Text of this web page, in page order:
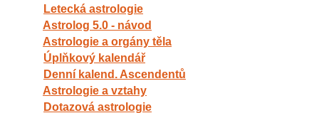
Letecká astrologie
Astrolog 5.0 - návod
Astrologie a orgány těla
Úplňkový kalendář
Denní kalend. Ascendentů
Astrologie a vztahy
Dotazová astrologie